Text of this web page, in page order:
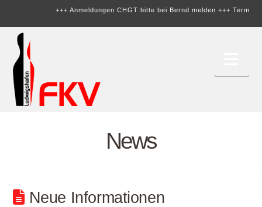
+++ Anmeldungen CHGT bitte bei Bernd melden +++Termine
News
Neue Informationen